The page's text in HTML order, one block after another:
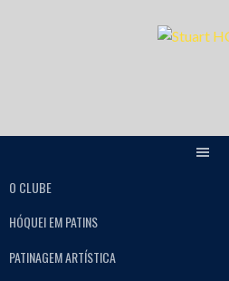
O CLUBE
HÓQUEI EM PATINS
PATINAGEM ARTÍSTICA